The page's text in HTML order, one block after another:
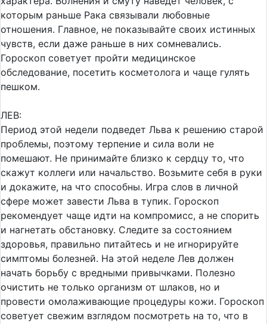
которым раньше Рака связывали любовные
отношения. Главное, не показывайте своих истинных
чувств, если даже раньше в них сомневались.
Гороскоп советует пройти медицинское
обследование, посетить косметолога и чаще гулять
пешком.
ЛЕВ:
Период этой недели подведет Льва к решению старой
проблемы, поэтому терпение и сила воли не
помешают. Не принимайте близко к сердцу то, что
скажут коллеги или начальство. Возьмите себя в руки
и докажите, на что способны. Игра слов в личной
сфере может завести Льва в тупик. Гороскоп
рекомендует чаще идти на компромисс, а не спорить
и нагнетать обстановку. Следите за состоянием
здоровья, правильно питайтесь и не игнорируйте
симптомы болезней. На этой неделе Лев должен
начать борьбу с вредными привычками. Полезно
очистить не только организм от шлаков, но и
провести омолаживающие процедуры кожи. Гороскоп
советует свежим взглядом посмотреть на то, что в